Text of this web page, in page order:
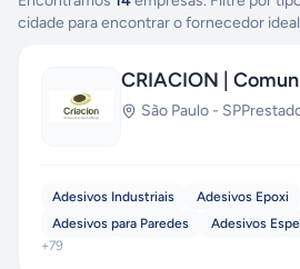
cidade para encontrar o fornecedor
CRIACION |
São Paulo - SP
Adesivos Industriais
Adesivos Epoxi
Adesivos para Paredes
Adesivos
+79